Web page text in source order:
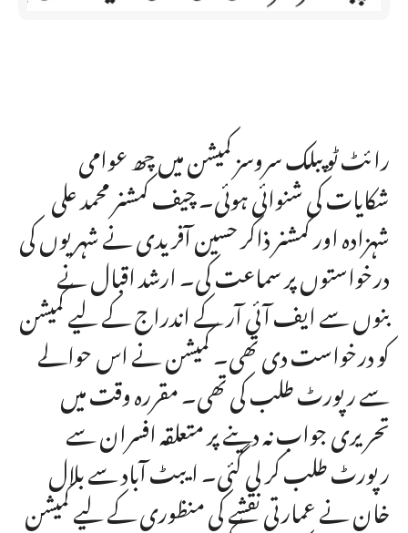
رائٹ ٹو پبلک سروسز کمیشن میں چھ عوامی
شکایات کی شنوائی ہوئی۔ چیف کمشنر محمد علی
شہزادہ اور کمشنر ذاکر حسین آفریدی نے شہریوں کی
درخواستوں پر سماعت کی۔ ارشد اقبال نے
بنوں سے ایف آئی آر کے اندراج کے لیے کمیشن
کو درخواست دی تھی۔ کمیشن نے اس حوالے
سے رپورٹ طلب کی تھی۔ مقررہ وقت میں
تحریری جواب نہ دینے پر متعلقہ افسران سے
رپورٹ طلب کر لی گئی۔ ایبٹ آباد سے بلال
خان نے عمارتی نقشے کی منظوری کے لیے کمیشن